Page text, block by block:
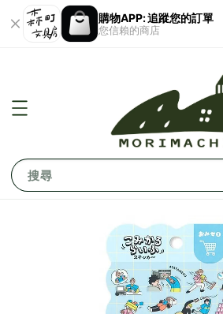
購物APP: 追蹤您的訂單
您信賴的商店
搜尋